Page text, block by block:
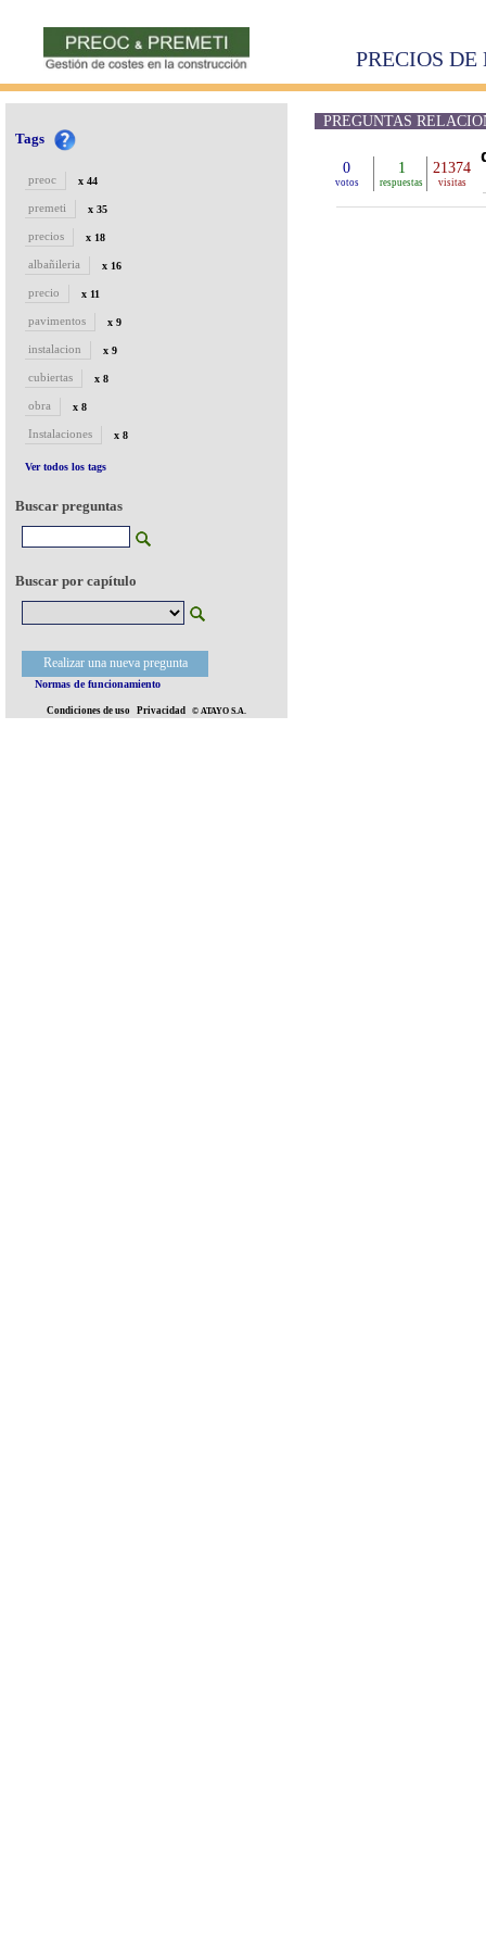
PRECIOS
Tags
preoc x 44
premeti x 35
precios x 18
albañileria x 16
precio x 11
pavimentos x 9
instalacion x 9
cubiertas x 8
obra x 8
Instalaciones x 8
Ver todos los tags
Buscar preguntas
Buscar por capítulo
Realizar una nueva pregunta
Normas de funcionamiento
Condiciones de uso Privacidad © ATAYO S.A.
PREGUNTAS
0
votos
1
respuestas
21374
visitas